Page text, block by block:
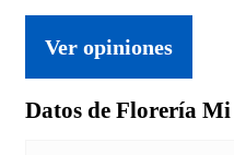
Ver opiniones
Datos de Florería